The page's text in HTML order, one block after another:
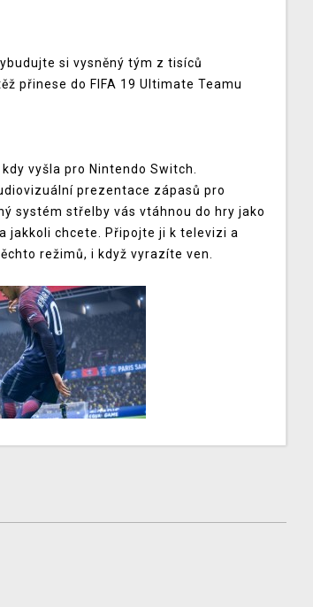
si vysněný tým z tisíců
přinese do FIFA 19 Ultimate Teamu
vyšla pro Nintendo Switch.
prezentace zápasů pro
systém střelby vás vtáhnou do hry jako
jakkoli chcete. Připojte ji k televizi a
režimů, i když vyrazíte ven.